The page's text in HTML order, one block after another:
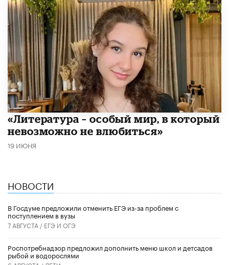
​«Литература – особый мир, в который
невозможно не влюбиться»
19 ИЮНЯ
НОВОСТИ
В Госдуме предложили отменить ЕГЭ из-за проблем с
поступлением в вузы
7 АВГУСТА / ЕГЭ И ОГЭ
Роспотребнадзор предложил дополнить меню школ и детсадов
рыбой и водорослями